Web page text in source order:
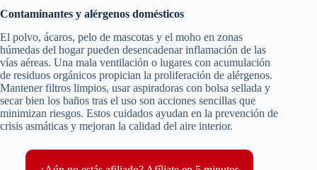
Contaminantes y alérgenos domésticos
El polvo, ácaros, pelo de mascotas y el moho en zonas
húmedas del hogar pueden desencadenar inflamación de las
vías aéreas. Una mala ventilación o lugares con acumulación
de residuos orgánicos propician la proliferación de alérgenos.
Mantener filtros limpios, usar aspiradoras con bolsa sellada y
secar bien los baños tras el uso son acciones sencillas que
minimizan riesgos. Estos cuidados ayudan en la prevención de
crisis asmáticas y mejoran la calidad del aire interior.